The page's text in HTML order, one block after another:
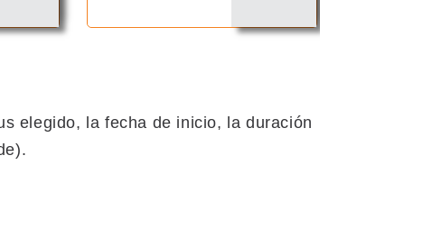
elegido, la fecha de inicio, la duración